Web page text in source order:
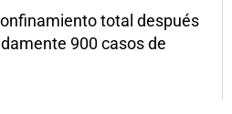
total después
900 casos de